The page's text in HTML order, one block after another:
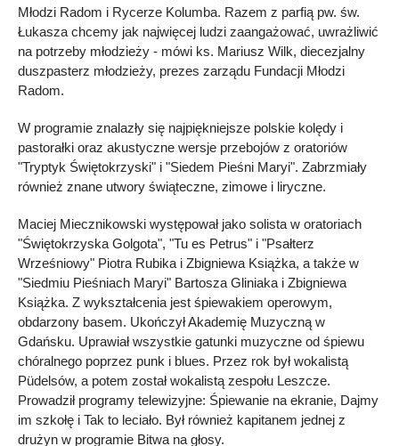
Młodzi Radom i Rycerze Kolumba. Razem z parfią pw. św.
Łukasza chcemy jak najwięcej ludzi zaangażować, uwrażliwić
na potrzeby młodzieży - mówi ks. Mariusz Wilk, diecezjalny
duszpasterz młodzieży, prezes zarządu Fundacji Młodzi
Radom.
W programie znalazły się najpiękniejsze polskie kolędy i
pastorałki oraz akustyczne wersje przebojów z oratoriów
"Tryptyk Świętokrzyski" i "Siedem Pieśni Maryi". Zabrzmiały
również znane utwory świąteczne, zimowe i liryczne.
Maciej Miecznikowski występował jako solista w oratoriach
"Świętokrzyska Golgota", "Tu es Petrus" i "Psałterz
Wrześniowy" Piotra Rubika i Zbigniewa Książka, a także w
"Siedmiu Pieśniach Maryi" Bartosza Gliniaka i Zbigniewa
Książka. Z wykształcenia jest śpiewakiem operowym,
obdarzony basem. Ukończył Akademię Muzyczną w
Gdańsku. Uprawiał wszystkie gatunki muzyczne od śpiewu
chóralnego poprzez punk i blues. Przez rok był wokalistą
Püdelsów, a potem został wokalistą zespołu Leszcze.
Prowadził programy telewizyjne: Śpiewanie na ekranie, Dajmy
im szkołę i Tak to leciało. Był również kapitanem jednej z
drużyn w programie Bitwa na głosy.